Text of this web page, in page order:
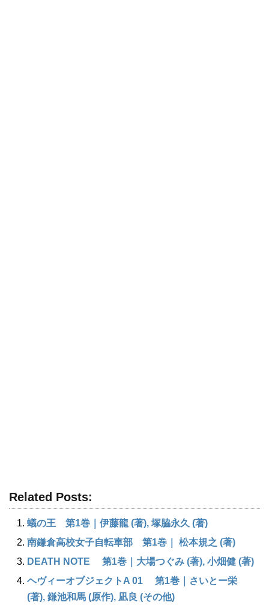
Related Posts:
蟻の王 第1巻｜伊藤龍 (著), 塚脇永久 (著)
南鎌倉高校女子自転車部 第1巻｜ 松本規之 (著)
DEATH NOTE 第1巻｜大場つぐみ (著), 小畑健 (著)
ヘヴィーオブジェクトA 01 第1巻｜さいとー栄
(著), 鎌池和馬 (原作), 凪良 (その他)